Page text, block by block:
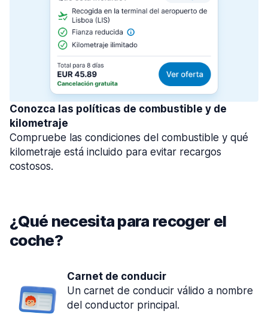
Conozca las políticas de combustible y de
kilometraje
Compruebe las condiciones del combustible y qué
kilometraje está incluido para evitar recargos
costosos.
¿Qué necesita para recoger el
coche?
Carnet de conducir
Un carnet de conducir válido a nombre
del conductor principal.